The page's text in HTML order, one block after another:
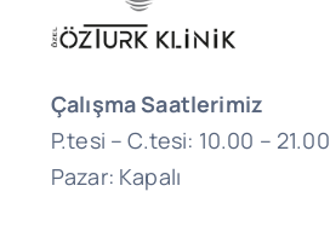
Çalışma Saatlerimiz
P.tesi – C.tesi: 10.00 – 21.00
Pazar: Kapalı